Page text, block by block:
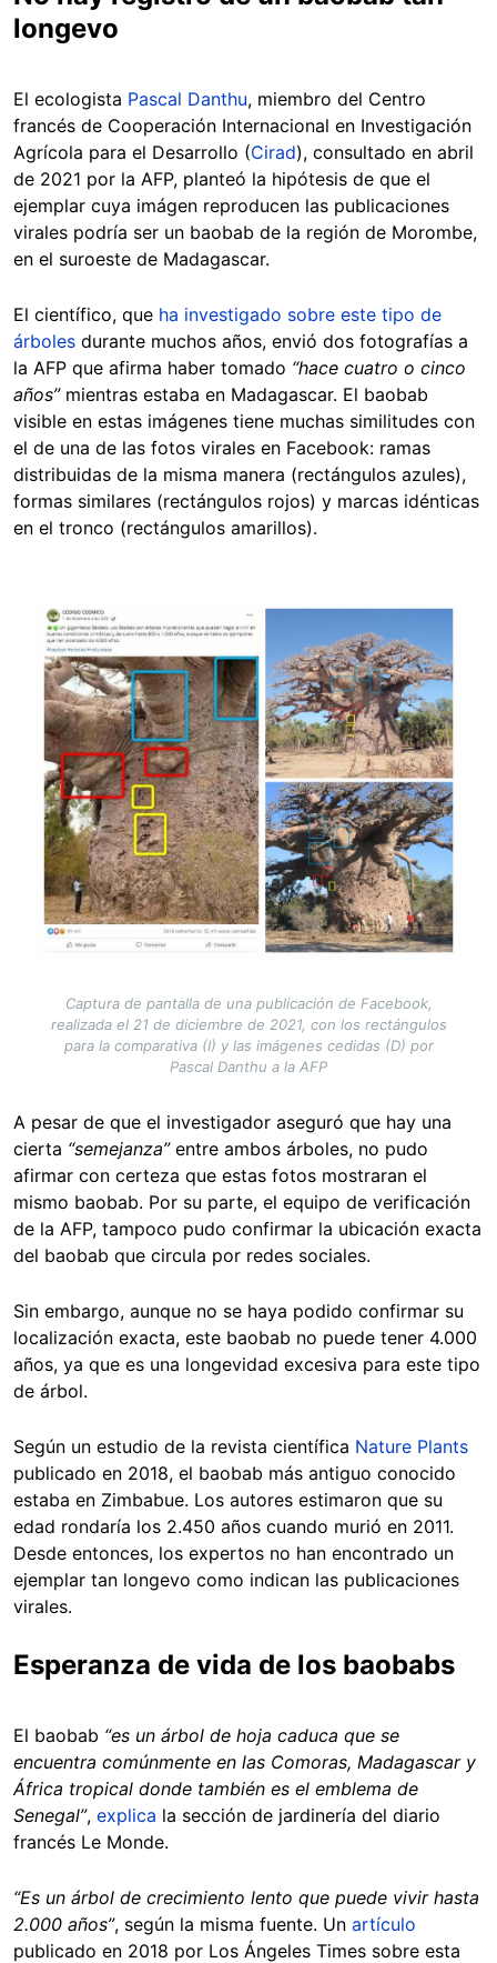
longevo
El ecologista Pascal Danthu, miembro del Centro
francés de Cooperación Internacional en Investigación
Agrícola para el Desarrollo (Cirad), consultado en abril
de 2021 por la AFP, planteó la hipótesis de que el
ejemplar cuya imágen reproducen las publicaciones
virales podría ser un baobab de la región de Morombe,
en el suroeste de Madagascar.
El científico, que ha investigado sobre este tipo de
árboles durante muchos años, envió dos fotografías a
la AFP que afirma haber tomado “hace cuatro o cinco
años”mientras estaba en Madagascar. El baobab
visible en estas imágenes tiene muchas similitudes con
el de una de las fotos virales en Facebook: ramas
distribuidas de la misma manera (rectángulos azules),
formas similares (rectángulos rojos) y marcas idénticas
en el tronco (rectángulos amarillos).
Image
Captura de pantalla de una publicación de Facebook,
realizada el 21 de diciembre de 2021, con los rectángulos
para la comparativa (I) y las imágenes cedidas (D) por
Pascal Danthu a la AFP
A pesar de que el investigador aseguró que hay una
cierta “semejanza”entre ambos árboles, no pudo
afirmar con certeza que estas fotos mostraran el
mismo baobab. Por su parte, el equipo de verificación
de la AFP, tampoco pudo confirmar la ubicación exacta
del baobab que circula por redes sociales.
Sin embargo, aunque no se haya podido confirmar su
localización exacta, este baobab no puede tener 4.000
años, ya que es una longevidad excesiva para este tipo
de árbol.
Según un estudio de la revista científica Nature Plants
publicado en 2018, el baobab más antiguo conocido
estaba en Zimbabue. Los autores estimaron que su
edad rondaría los 2.450 años cuando murió en 2011.
Desde entonces, los expertos no han encontrado un
ejemplar tan longevo como indican las publicaciones
virales.
Esperanza de vida de los baobabs
El baobab “es un árbol de hoja caduca que se
encuentra comúnmente en las Comoras, Madagascar y
África tropical donde también es el emblema de
Senegal”, explica la sección de jardinería del diario
francés Le Monde.
“Es un árbol de crecimiento lento que puede vivir hasta
2.000 años”, según la misma fuente. Un artículo
publicado en 2018 por Los Ángeles Times sobre esta